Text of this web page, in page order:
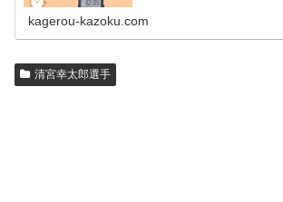
kagerou-kazoku.com
清宮幸太郎選手